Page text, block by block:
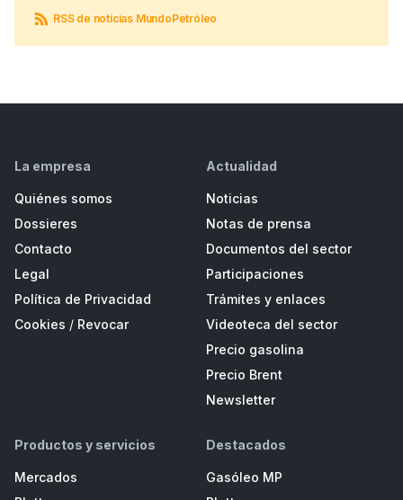
RSS de noticias MundoPetróleo
La empresa
Quiénes somos
Dossieres
Contacto
Legal
Política de Privacidad
Cookies / Revocar
Actualidad
Noticias
Notas de prensa
Documentos del sector
Participaciones
Trámites y enlaces
Videoteca del sector
Precio gasolina
Precio Brent
Newsletter
Productos y servicios
Mercados
Destacados
Gasóleo MP